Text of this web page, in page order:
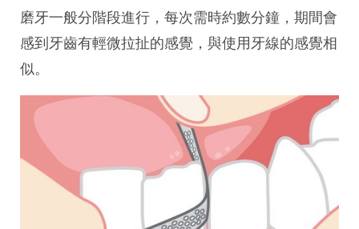
磨牙一般分階段進行，每次需時約數分鐘，期間會
感到牙齒有輕微拉扯的感覺，與使用牙線的感覺相
似。